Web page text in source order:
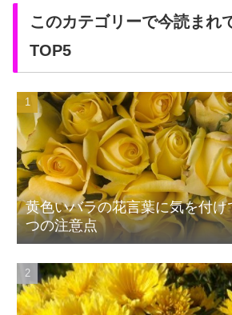
このカテゴリーで今読まれ
TOP5
黄色いバラの花言葉に気を付け
つの注意点